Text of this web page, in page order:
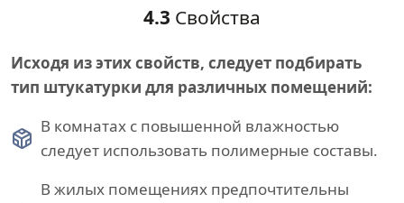
4.3 Свойства
Исходя из этих свойств, следует подбирать
тип штукатурки для различных помещений:
В комнатах с повышенной влажностью
следует использовать полимерные составы.
В жилых помещениях предпочтительны